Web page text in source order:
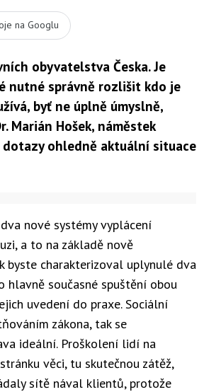
na Googlu
obyvatelstva Česka. Je
nutné správně rozlišit kdo je
byť ne úplně úmyslně,
Marián Hošek, náměstek
ohledně aktuální situace
nové systémy vyplácení
a to na základě nově
byste charakterizoval uplynulé dva
hlavně současné spuštění obou
uvedení do praxe. Sociální
zákona, tak se
ideální. Proškolení lidí na
věci, tu skutečnou zátěž,
sítě nával klientů, protože